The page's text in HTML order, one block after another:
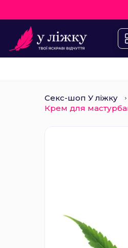
Секс-шоп У ліжку
Крем для